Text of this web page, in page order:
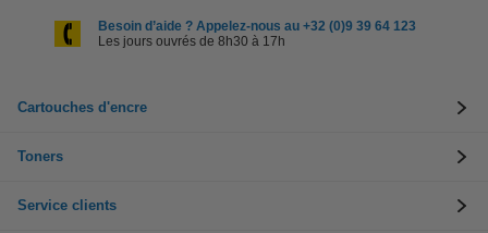
Besoin d’aide ? Appelez-nous au +32 (0)9 39 64 123
Les jours ouvrés de 8h30 à 17h
Cartouches d'encre
Toners
Service clients